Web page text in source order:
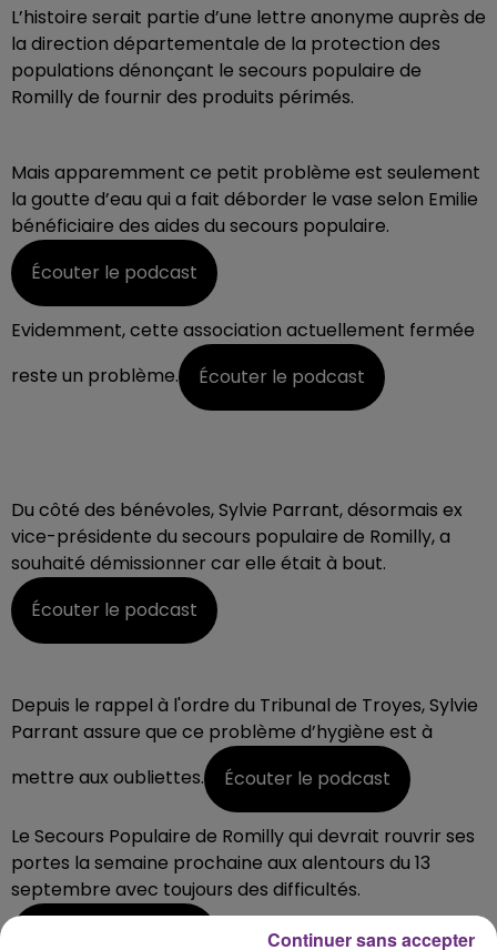
L’histoire serait partie d’une lettre anonyme auprès de
la direction départementale de la protection des
populations dénonçant le secours populaire de
Romilly de fournir des produits périmés.
Mais apparemment ce petit problème est seulement
la goutte d’eau qui a fait déborder le vase selon Emilie
bénéficiaire des aides du secours populaire.
Écouter le podcast
Evidemment, cette association actuellement fermée
reste un problème.
Écouter le podcast
Du côté des bénévoles, Sylvie Parrant, désormais ex
vice-présidente du secours populaire de Romilly, a
souhaité démissionner car elle était à bout.
Écouter le podcast
Depuis le rappel à l'ordre du Tribunal de Troyes, Sylvie
Parrant assure que ce problème d’hygiène est à
mettre aux oubliettes.
Écouter le podcast
Le Secours Populaire de Romilly qui devrait rouvrir ses
portes la semaine prochaine aux alentours du 13
septembre avec toujours des difficultés.
Continuer sans accepter